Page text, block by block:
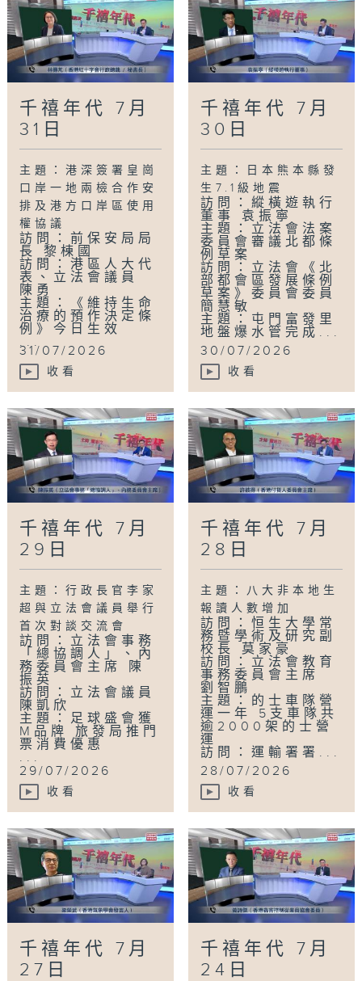
千禧年代 7月
31日
主題：港深簽署皇崗
口岸一地兩檢合作安
排及港方口岸區使用
權協議
訪問：前保安局局
長 黎棟國
訪問：港區人大代
表、立法會議員
陳勇
主題：《維持生命
治療的預作決定條
例》今日生效
...
31/07/2026
收看
千禧年代 7月
30日
主題：日本熊本縣發
生7.1級地震
訪問：縱橫遊執行
董事 袁振寧
主題：立法會法案
委員會審議北都條
例草案
訪問：立法會《北
部都會區發展條例
草案》委員會委員
簡慧敏
主題：屯門富發里
地盤爆水管完成...
30/07/2026
收看
千禧年代 7月
29日
主題：行政長官李家
超與立法會議員舉行
首次對談交流會
訪問：立法會事務
「總協調人」、內
務委員會主席 陳
振英
訪問：立法會議員
陳凱欣
主題：足球盛會獲
M品牌 旅發局推門
票消費優惠
...
29/07/2026
收看
千禧年代 7月
28日
主題：八大非本地生
報讀人數增加
訪問：恒生大學常
務暨學術及研究副
校長 莫家豪
訪問：立法會教育
事務委員會主席
劉智鵬
主題：的士車隊營
運一年 5支車隊共
逾2000架的士營
運
訪問：運輸署署...
28/07/2026
收看
千禧年代 7月
27日
千禧年代 7月
24日